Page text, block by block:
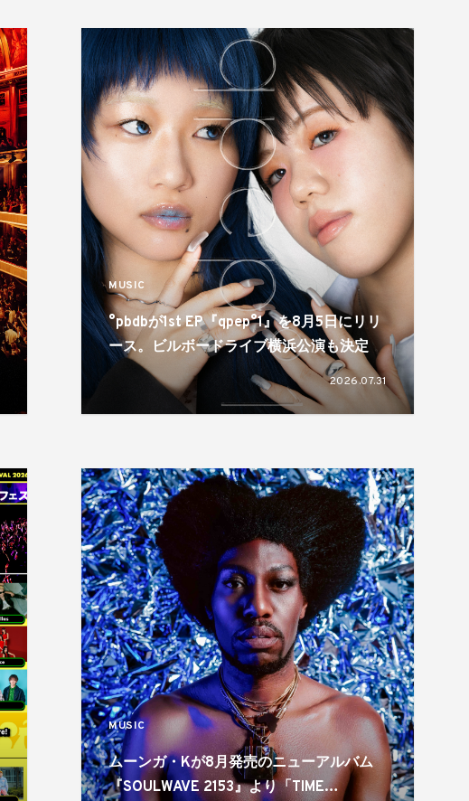
MUSIC
°pbdbが1st EP『qpep°1』を8月5日にリリ
ース。ビルボードライブ横浜公演も決定
2026.07.31
MUSIC
ムーンガ・Kが8月発売のニューアルバム
『SOULWAVE 2153』より「TIME